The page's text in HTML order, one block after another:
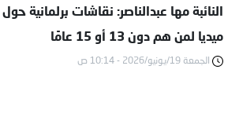
النائبة مها عبدالناصر: نقاشات برلمانية
ميديا لمن هم دون 13 أو 15 عامًا
الجمعة 19/يونيو/2026 - 10:14 ص